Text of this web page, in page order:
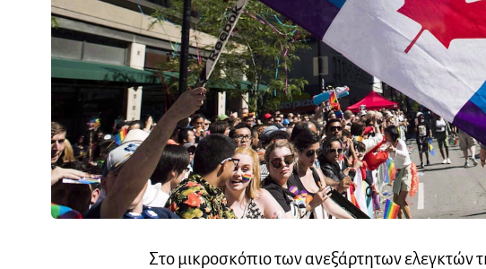
Στο μικροσκόπιο των ανεξάρτητων ελεγκτών